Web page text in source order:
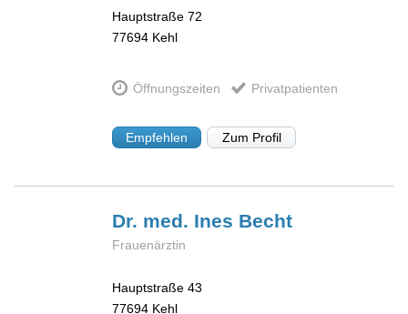
Hauptstraße 72
77694 Kehl
Öffnungszeiten Privatpatienten
Empfehlen Zum Profil
Dr. med. Ines Becht
Frauenärztin
Hauptstraße 43
77694 Kehl